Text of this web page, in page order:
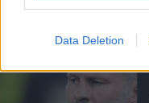
Data Deletion